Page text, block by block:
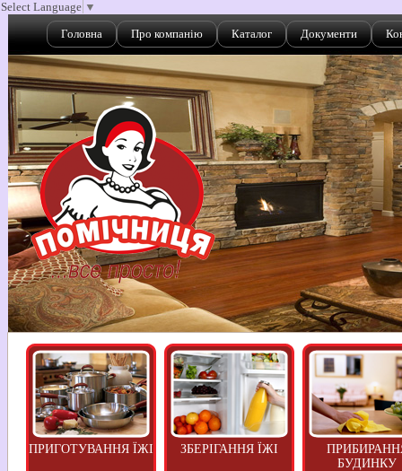
Select Language ▼
Головна
Про компанію Каталог Документи
ПРИГОТУВАННЯ ЇЖІ ЗБЕРІГАННЯ ЇЖІ
БУДИНКУ